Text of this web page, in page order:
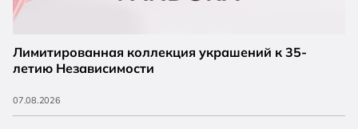
Лимитированная коллекция украшений к 35-
летию Независимости
07.08.2026